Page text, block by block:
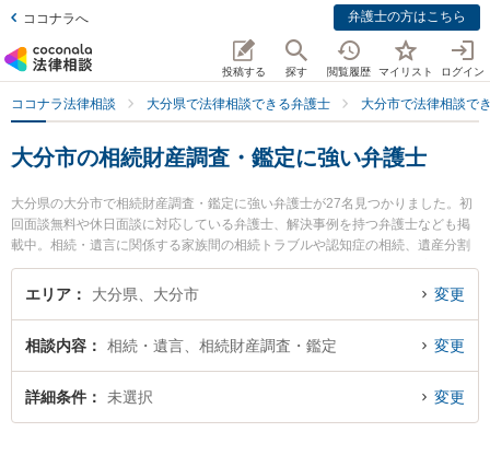
ココナラへ 弁護士の方はこちら
投稿する 探す 閲覧履歴 マイリスト ログイン
ココナラ法律相談 大分県で法律相談できる弁護士 大分市で法律相談で
大分市の相続財産調査・鑑定に強い弁護士
大分県の大分市で相続財産調査・鑑定に強い弁護士が27名見つかりました。初
回面談無料や休日面談に対応している弁護士、解決事例を持つ弁護士なども掲
載中。相続・遺言に関係する家族間の相続トラブルや認知症の相続、遺産分割
等の細かな分野での絞り込み検索もでき便利です。特に虎ノ門法律経済事務所
大分支店の安部 佳雄弁護士や弁護士法人平山法律事務所 大分事務所の平山 蒼
続財産調査・鑑定のトラブルを今すぐに弁護士に相談したい』『相続財産調
査・鑑定のトラブル解決の実績豊富な近くの弁護士を検索したい』『初回相談
無料で相続財産調査・鑑定を法律相談できる大分市内の弁護士に相談予約した
エリア 大分県、大分市 変更
相談内容 相続・遺言、相続財産調査・鑑定 変更
詳細条件 未選択 変更